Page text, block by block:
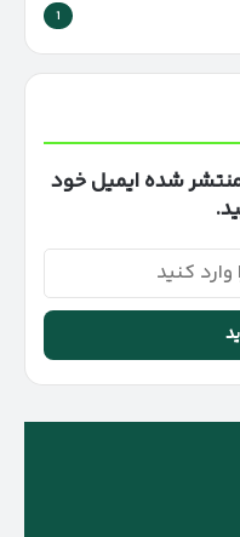
1
منتشر شده ایمیل خود